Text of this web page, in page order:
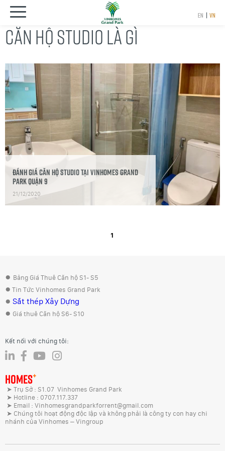
EN | VN
CĂN HỘ STUDIO LÀ GÌ
Đánh giá căn hộ Studio tại Vinhomes Grand
Park Quận 9
21/12/2020
1
● Bảng Giá Thuê Căn hộ S1- S5
● Tin Tức Vinhomes Grand Park
● Sắt thép Xây Dựng
● Giá thuê Căn hộ S6- S10
Kết nối với chúng tôi:
HOMES+
➤ Trụ Sở : S1.07 Vinhomes Grand Park
➤ Hotline : 0707.117.337
➤ Email : Vinhomesgrandparkforrent@gmail.com
➤ Chúng tôi hoạt động độc lập và không phải là công ty con hay chi
nhánh của Vinhomes – Vingroup